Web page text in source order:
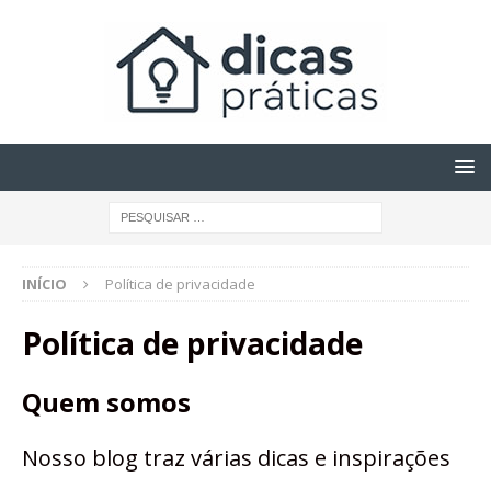
INÍCIO Política de privacidade
Política de privacidade
Quem somos
Nosso blog traz várias dicas e inspirações